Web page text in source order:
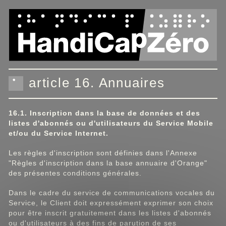
article 16. Annuaires
16.1. Inscription dans la base de données et des
listes d'abonnés ou d'utilisateurs du Service Mobile
et/ou du Service Internet.
Les règles d'inscription sont définies dans l'Annexe
"Règles d'inscription dans la base annuaire d'Orange"
des présentes conditions générales.
Dans le cadre du service de communications vocales du
Service, le Client doit expressément exprimer son choix
pour être inscrit gratuitement dans les listes d'abonnés
ou d'utilisateurs à des fins de parution de ses